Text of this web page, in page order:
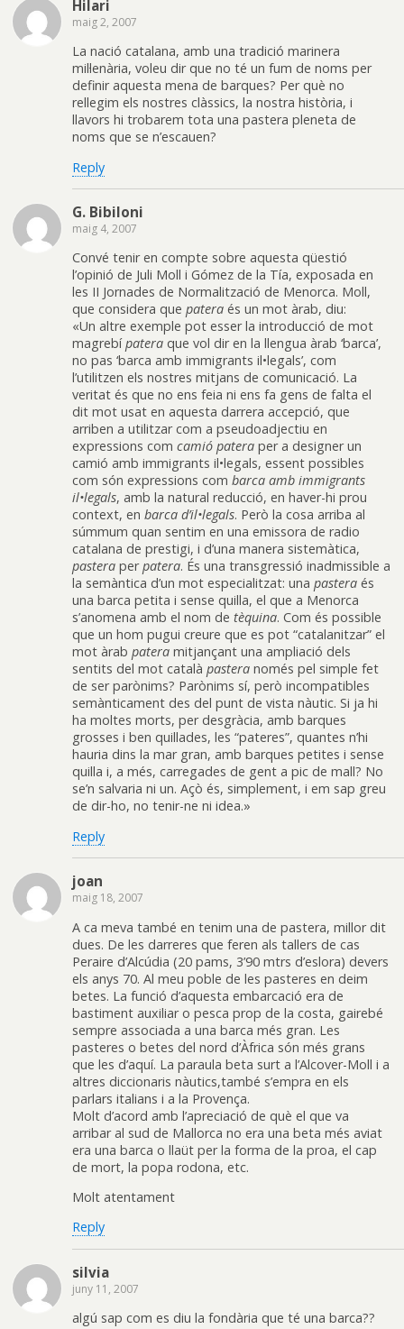
Hilari
maig 2, 2007
La nació catalana, amb una tradició marinera
mil·lenària, voleu dir que no té un fum de noms per
definir aquesta mena de barques? Per què no
rellegim els nostres clàssics, la nostra història, i
llavors hi trobarem tota una pastera pleneta de
noms que se n’escauen?
Reply
G. Bibiloni
maig 4, 2007
Convé tenir en compte sobre aquesta qüestió
l’opinió de Juli Moll i Gómez de la Tía, exposada en
les II Jornades de Normalització de Menorca. Moll,
que considera que patera és un mot àrab, diu:
«Un altre exemple pot esser la introducció de mot
magrebípatera que vol dir en la llengua àrab ‘barca’,
no pas ‘barca amb immigrants il•legals’, com
l’utilitzen els nostres mitjans de comunicació. La
veritat és que no ens feia ni ens fa gens de falta el
dit mot usat en aquesta darrera accepció, que
arriben a utilitzar com a pseudoadjectiu en
expressions com camió patera per a designer un
camió amb immigrants il•legals, essent possibles
com són expressions com barca amb immigrants
il•legals, amb la natural reducció, en haver-hi prou
context, en barca d’il•legals. Però la cosa arriba al
súmmum quan sentim en una emissora de radio
catalana de prestigi, i d’una manera sistemàtica,
pastera perpatera. És una transgressió inadmissible a
la semàntica d’un mot especialitzat: una pastera és
una barca petita i sense quilla, el que a Menorca
s’anomena amb el nom de tèquina. Com és possible
que un hom pugui creure que es pot “catalanitzar” el
mot àrab patera mitjançant una ampliació dels
sentits del mot català pastera només pel simple fet
de ser parònims? Parònims sí, però incompatibles
semànticament des del punt de vista nàutic. Si ja hi
ha moltes morts, per desgràcia, amb barques
grosses i ben quillades, les “pateres”, quantes n’hi
hauria dins la mar gran, amb barques petites i sense
quilla i, a més, carregades de gent a pic de mall? No
se’n salvaria ni un. Açò és, simplement, i em sap greu
de dir-ho, no tenir-ne ni idea.»
Reply
joan
maig 18, 2007
A ca meva també en tenim una de pastera, millor dit
dues. De les darreres que feren als tallers de cas
Peraire d’Alcúdia (20 pams, 3’90 mtrs d’eslora) devers
els anys 70. Al meu poble de les pasteres en deim
betes. La funció d’aquesta embarcació era de
bastiment auxiliar o pesca prop de la costa, gairebé
sempre associada a una barca més gran. Les
pasteres o betes del nord d’Àfrica són més grans
que les d’aquí. La paraula beta surt a l’Alcover-Moll i a
altres diccionaris nàutics,també s’empra en els
parlars italians i a la Provença.
Molt d’acord amb l’apreciació de què el que va
arribar al sud de Mallorca no era una beta més aviat
era una barca o llaüt per la forma de la proa, el cap
de mort, la popa rodona, etc.
Molt atentament
Reply
silvia
juny 11, 2007
algú sap com es diu la fondària que té una barca??